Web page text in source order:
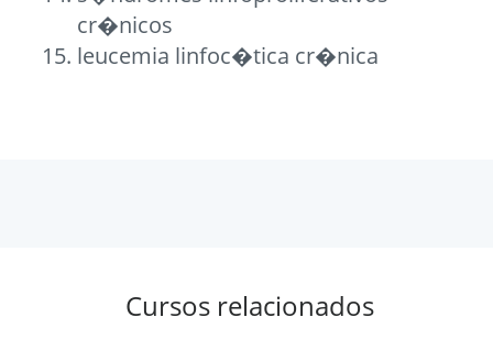
cr�nicos
leucemia linfoc�tica cr�nica
Cursos relacionados